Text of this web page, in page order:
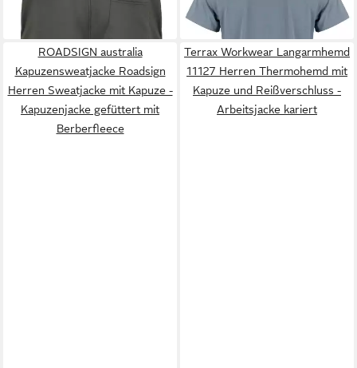
-40%
Rundhalsausschnitt, perfektes
Sommer-Shirt
-23%
ROADSIGN australia
Kapuzensweatjacke Roadsign
Herren Sweatjacke mit Kapuze -
Kapuzenjacke gefüttert mit
Berberfleece
Terrax Workwear Langarmhemd
11127 Herren Thermohemd mit
Kapuze und Reißverschluss -
Arbeitsjacke kariert